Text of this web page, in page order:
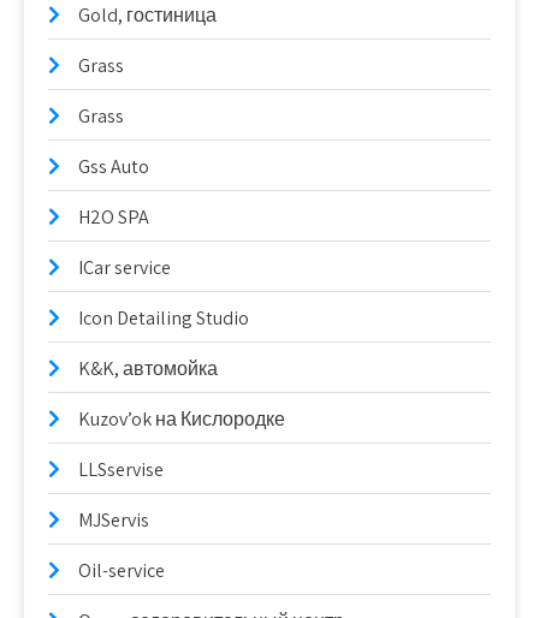
Gold, гостиница
Grass
Grass
Gss Auto
H2O SPA
ICar service
Icon Detailing Studio
K&K, автомойка
Kuzov’ok на Кислородке
LLSservise
MJServis
Oil-service